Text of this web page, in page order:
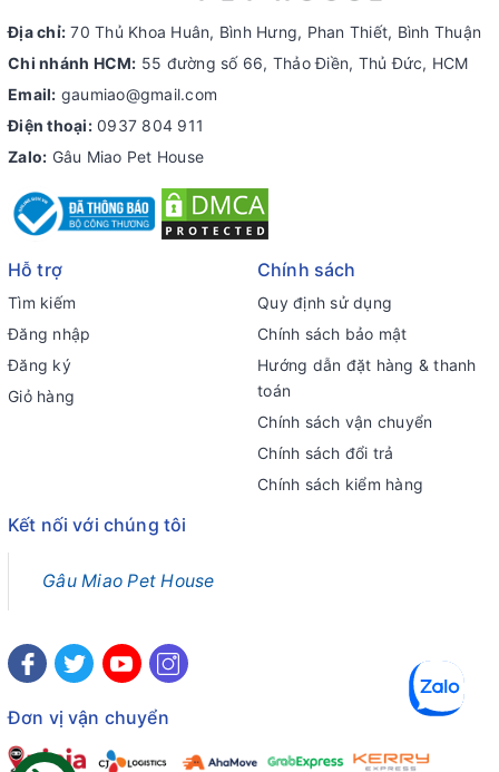
Địa chỉ: 70 Thủ Khoa Huân, Bình Hưng, Phan Thiết, Bình Thuận
Chi nhánh HCM: 55 đường số 66, Thảo Điền, Thủ Đức, HCM
Email: gaumiao@gmail.com
Điện thoại: 0937 804 911
Zalo: Gâu Miao Pet House
Hỗ trợ
Tìm kiếm
Đăng nhập
Đăng ký
Giỏ hàng
Chính sách
Quy định sử dụng
Chính sách bảo mật
Hướng dẫn đặt hàng & thanh
toán
Chính sách vận chuyển
Chính sách đổi trả
Chính sách kiểm hàng
Kết nối với chúng tôi
Gâu Miao Pet House
Đơn vị vận chuyển